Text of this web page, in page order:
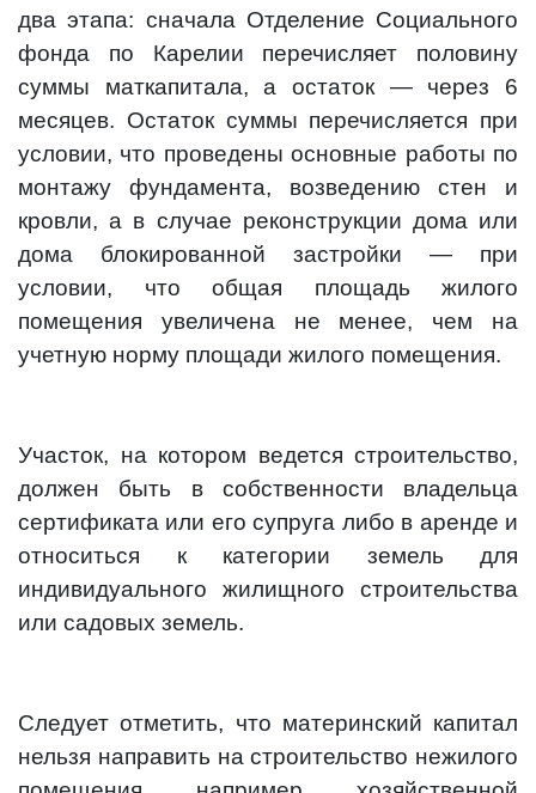
два этапа: сначала Отделение Социального
фонда по Карелии перечисляет половину
суммы маткапитала, а остаток — через 6
месяцев. Остаток суммы перечисляется при
условии, что проведены основные работы по
монтажу фундамента, возведению стен и
кровли, а в случае реконструкции дома или
дома блокированной застройки — при
условии, что общая площадь жилого
помещения увеличена не менее, чем на
учетную норму площади жилого помещения.
Участок, на котором ведется строительство,
должен быть в собственности владельца
сертификата или его супруга либо в аренде и
относиться к категории земель для
индивидуального жилищного строительства
или садовых земель.
Следует отметить, что материнский капитал
нельзя направить на строительство нежилого